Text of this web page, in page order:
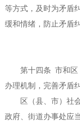
等方式，及时为矛盾
缓和情绪，防止矛盾
第十四条 市和区
办理机制，完善矛盾
区（县、市）社
政府、街道办事处应